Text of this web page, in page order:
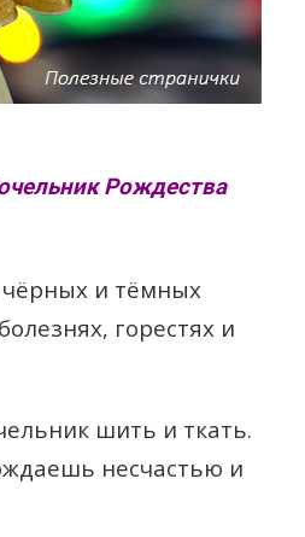
Рождества
чёрных и тёмных
горестях и
шить и ткать.
несчастью и